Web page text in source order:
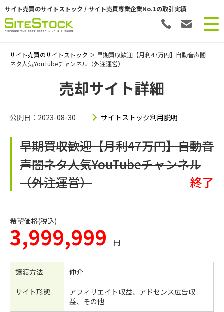
サイト売買のサイトストック / サイト売買専業企業No.1の取引実績
サイト売買のサイトストック ＞ 早期買収歓迎【月利47万円】自動音声闇
ネタ人気YouTubeチャンネル（外注運営）
売却サイト詳細
公開日：2023-08-30 サイトストック利用説明
早期買収歓迎【月利47万円】自動音
声闇ネタ人気YouTubeチャンネル
（外注運営）
終了
希望価格(税込)
3,999,999 円
譲渡方法
仲介
サイト形態
アフィリエイト収益、アドセンス広告収
益、その他